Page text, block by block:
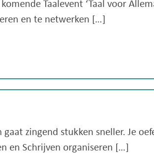
Taalevent ‘Taal voor
en te netwerken […]
zingend stukken sneller. Je
en Schrijven organiseren […]